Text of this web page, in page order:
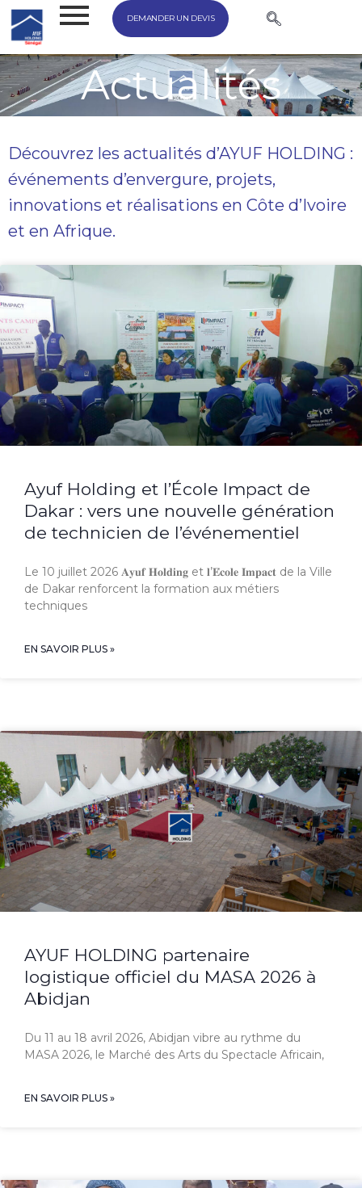
DEMANDER UN DEVIS
Actualités
Découvrez les actualités d’AYUF HOLDING :
événements d’envergure, projets,
innovations et réalisations en Côte d’Ivoire
et en Afrique.
Ayuf Holding et l’École Impact de
Dakar : vers une nouvelle génération
de technicien de l’événementiel
Le 10 juillet 2026 𝐀𝐲𝐮𝐟 𝐇𝐨𝐥𝐝𝐢𝐧𝐠 et 𝐥’𝐄́𝐜𝐨𝐥𝐞 𝐈𝐦𝐩𝐚𝐜𝐭 de la Ville
de Dakar renforcent la formation aux métiers
techniques
EN SAVOIR PLUS »
AYUF HOLDING partenaire
logistique officiel du MASA 2026 à
Abidjan
Du 11 au 18 avril 2026, Abidjan vibre au rythme du
MASA 2026, le Marché des Arts du Spectacle Africain,
EN SAVOIR PLUS »